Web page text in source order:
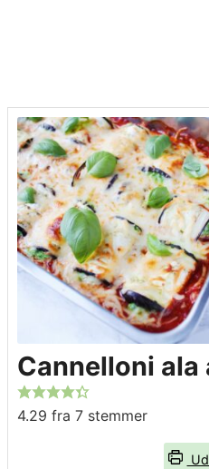
Cannelloni ala
4.29 fra 7 stemmer